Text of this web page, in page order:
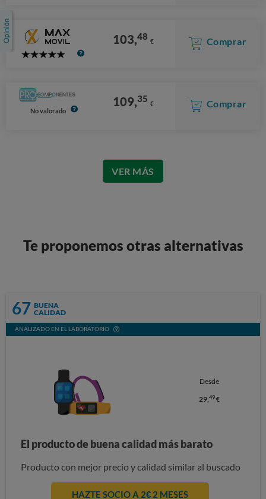
5
103,48 € Comprar
No valorado
109,35 € Comprar
VER MÁS
Te proponemos otras alternativas
67 BUENA
CALIDAD
ANALIZADO EN EL LABORATORIO
Desde
29,49€
El producto de buena calidad más barato
Producto con mejor precio y calidad similar al buscado
HAZTE SOCIO A 2€ 2 MESES